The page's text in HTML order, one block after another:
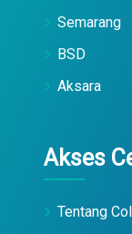
Semarang
BSD
Aksara
Akses
Tentang